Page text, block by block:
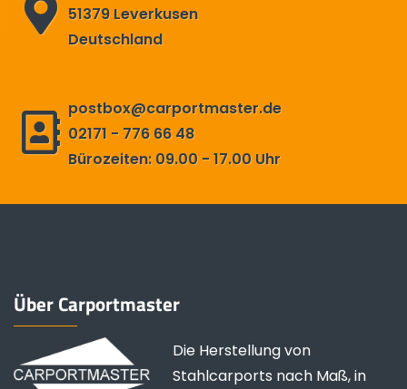
51379 Leverkusen
Deutschland
postbox@carportmaster.de
02171 - 776 66 48
Bürozeiten: 09.00 - 17.00 Uhr
Über Carportmaster
Die Herstellung von
Stahlcarports nach Maß, in